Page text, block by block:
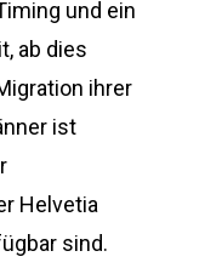
und ein
ab dies
ihrer
ist
Helvetia
sind.